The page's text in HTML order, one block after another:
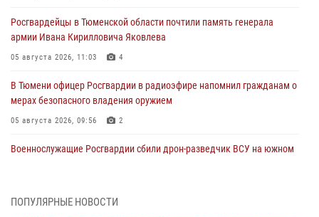
Росгвардейцы в Тюменской области почтили память генерала
армии Ивана Кирилловича Яковлева
05 августа 2026, 11:03 4
В Тюмени офицер Росгвардии в радиоэфире напомнил гражданам о
мерах безопасного владения оружием
05 августа 2026, 09:56 2
Военнослужащие Росгвардии сбили дрон-разведчик ВСУ на южном
ПОПУЛЯРНЫЕ НОВОСТИ